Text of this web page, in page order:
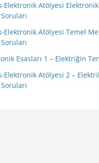
Elektronik Atölyesi
Elektronik Atölyesi Temel
Esasları 1 – Elektriğin
Elektronik Atölyesi 2 –